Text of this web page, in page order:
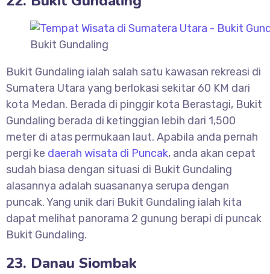
Bukit Gundaling
Bukit Gundaling ialah salah satu kawasan rekreasi di
Sumatera Utara yang berlokasi sekitar 60 KM dari
kota Medan. Berada di pinggir kota Berastagi, Bukit
Gundaling berada di ketinggian lebih dari 1,500
meter di atas permukaan laut. Apabila anda pernah
pergi ke daerah wisata di Puncak, anda akan cepat
sudah biasa dengan situasi di Bukit Gundaling
alasannya adalah suasananya serupa dengan
puncak. Yang unik dari Bukit Gundaling ialah kita
dapat melihat panorama 2 gunung berapi di puncak
Bukit Gundaling.
23. Danau Siombak